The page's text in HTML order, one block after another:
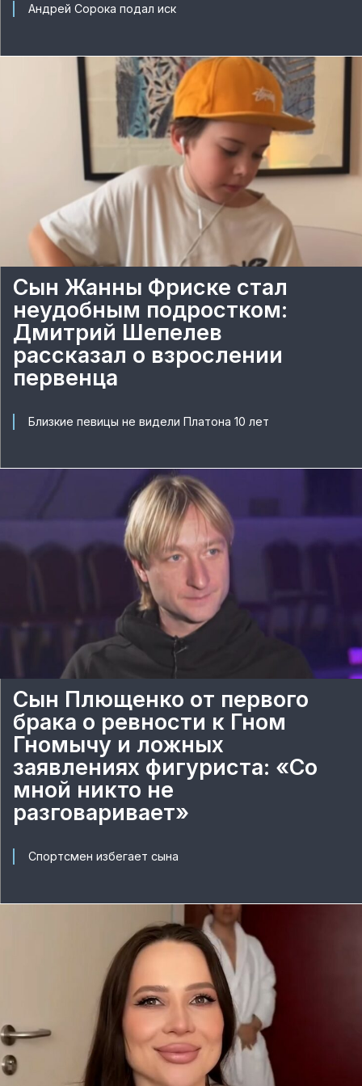
Андрей Сорока подал иск
Сын Жанны Фриске стал
неудобным подростком:
Дмитрий Шепелев
рассказал о взрослении
первенца
Близкие певицы не видели Платона 10 лет
Сын Плющенко от первого
брака о ревности к Гном
Гномычу и ложных
заявлениях фигуриста: «Со
мной никто не
разговаривает»
Спортсмен избегает сына